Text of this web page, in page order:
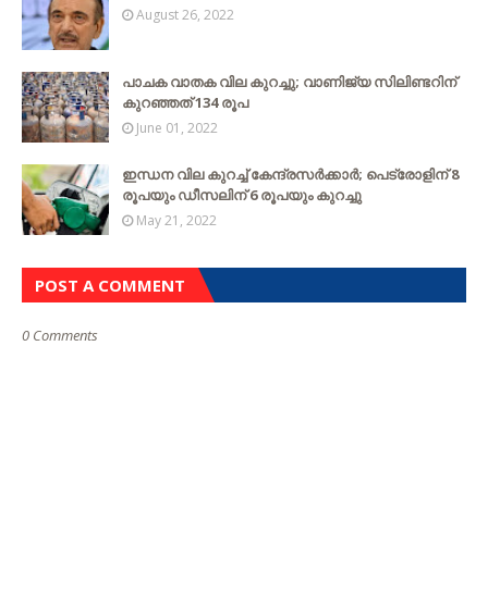
August 26, 2022
പാചക വാതക വില കുറച്ചു; വാണിജ്യ സിലിണ്ടറിന്
കുറഞ്ഞത് 134 രൂപ
June 01, 2022
ഇന്ധന വില കുറച്ച് കേന്ദ്രസർക്കാർ; പെട്രോളിന് 8
രൂപയും ഡീസലിന് 6 രൂപയും കുറച്ചു
May 21, 2022
POST A COMMENT
0 Comments